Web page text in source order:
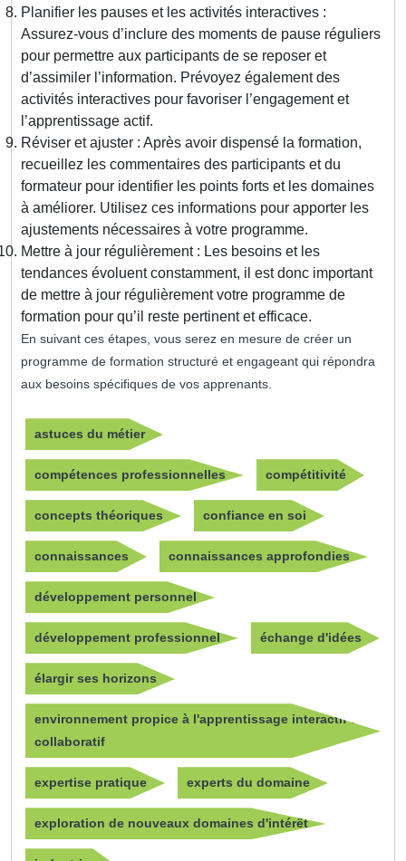
Planifier les pauses et les activités interactives :
Assurez-vous d’inclure des moments de pause réguliers
pour permettre aux participants de se reposer et
d’assimiler l’information. Prévoyez également des
activités interactives pour favoriser l’engagement et
l’apprentissage actif.
Réviser et ajuster : Après avoir dispensé la formation,
recueillez les commentaires des participants et du
formateur pour identifier les points forts et les domaines
à améliorer. Utilisez ces informations pour apporter les
ajustements nécessaires à votre programme.
Mettre à jour régulièrement : Les besoins et les
tendances évoluent constamment, il est donc important
de mettre à jour régulièrement votre programme de
formation pour qu’il reste pertinent et efficace.
En suivant ces étapes, vous serez en mesure de créer un
programme de formation structuré et engageant qui répondra
aux besoins spécifiques de vos apprenants.
astuces du métier
compétences professionnelles compétitivité
concepts théoriques confiance en soi
connaissances connaissances approfondies
développement personnel
développement professionnel échange d'idées
élargir ses horizons
environnement propice à l'apprentissage interactif et
collaboratif
expertise pratique experts du domaine
exploration de nouveaux domaines d'intérêt